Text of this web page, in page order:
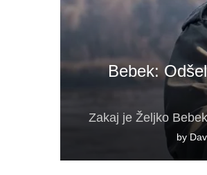
Bebek:
Zakaj je Željko
by